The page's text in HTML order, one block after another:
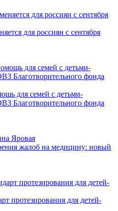
для россиян с сентября
для семей с детьми-
Благотворительного фонда
жалоб на медицину: новый
протезирования для детей-